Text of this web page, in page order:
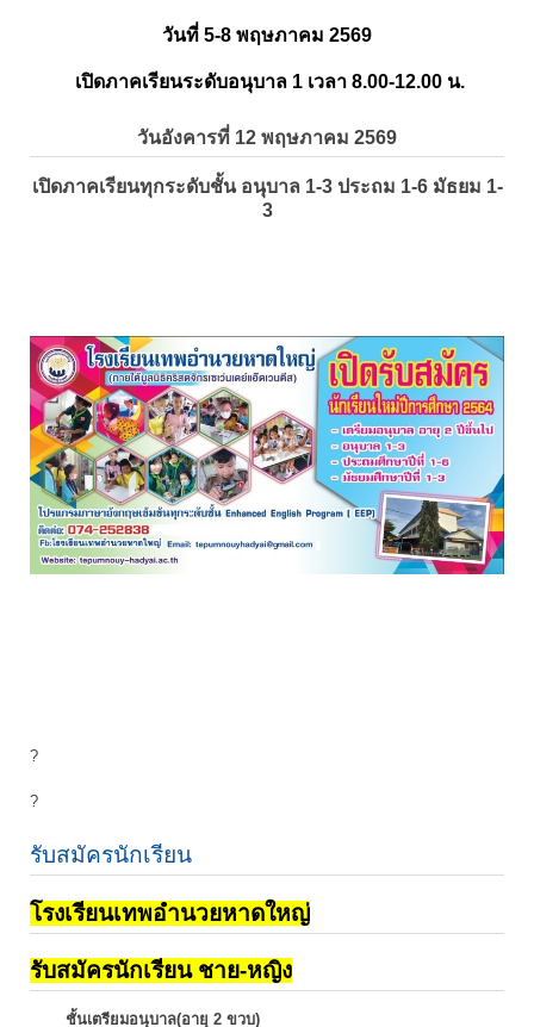
วันที่ 5-8 พฤษภาคม 2569
เปิดภาคเรียนระดับอนุบาล 1 เวลา 8.00-12.00 น.
วันอังคารที่ 12 พฤษภาคม 2569
เปิดภาคเรียนทุกระดับชั้น อนุบาล 1-3 ประถม 1-6 มัธยม 1-
3
?
?
รับสมัครนักเรียน
โรงเรียนเทพอำนวยหาดใหญ่
รับสมัครนักเรียน ชาย-หญิง
ชั้นเตรียมอนุบาล(อายุ 2 ขวบ)